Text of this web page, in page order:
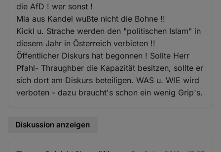
die AfD ! wer sonst !
Mia aus Kandel wußte nicht die Bohne !!
Kickl u. Strache werden den "politischen Islam" in
diesem Jahr in Österreich verbieten !!
Öffentlicher Diskurs hat begonnen ! Sollte Herr
Pfahl- Thraughber die Kapazität besitzen, sollte er
sich dort am Diskurs beteiligen. WAS u. WIE wird
verboten - dazu braucht's schon ein wenig Grip's.
Diskussion anzeigen